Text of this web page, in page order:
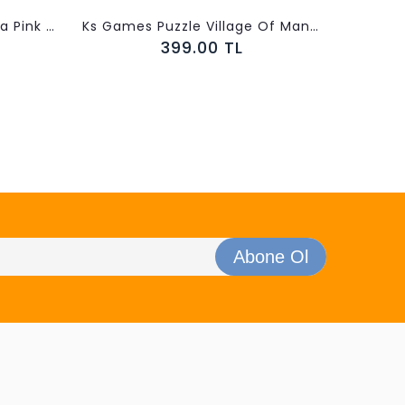
Anatolian Puzzle 1000 Parça Pink Tree 1037 Ks Games Puzzle Village Of Manarola 1000 Parça
399.00 TL
Abone Ol